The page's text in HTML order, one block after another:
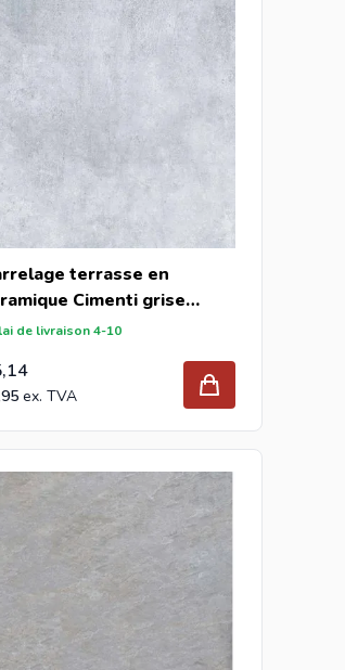
terrasse en
Cimenti grise
(m2)
de livraison 4-10